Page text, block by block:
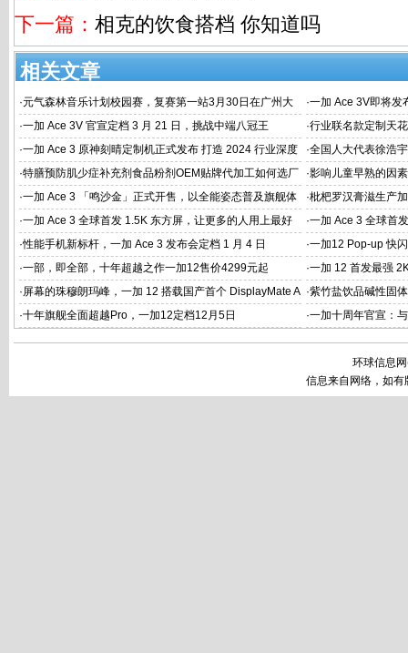
下一篇： 相克的饮食搭档 你知道吗
相关文章
·元气森林音乐计划校园赛，复赛第一站3月30日在广州大
学唱响
·一加 Ace 3V即将发
·一加 Ace 3V 官宣定档 3 月 21 日，挑战中端八冠王 ·行业联名款定制天
火速告罄
·一加 Ace 3 原神刻晴定制机正式发布 打造 2024 行业深度
定制新标杆
·全国人大代表徐浩
国建设
·特膳预防肌少症补充剂食品粉剂OEM贴牌代加工如何选厂
家
·影响儿童早熟的因
代工厂
·一加 Ace 3 「鸣沙金」正式开售，以全能姿态普及旗舰体
验
·枇杷罗汉膏滋生产
家
·一加 Ace 3 全球首发 1.5K 东方屏，让更多的人用上最好
的屏幕
·一加 Ace 3 全球首
屏幕体验
·性能手机新标杆，一加 Ace 3 发布会定档 1 月 4 日 ·一加12 Pop-up 快
·一部，即全部，十年超越之作一加12售价4299元起 ·一加 12 首发最强
·屏幕的珠穆朗玛峰，一加 12 搭载国产首个 DisplayMate A
+ 2K 东方屏
·紫竹盐饮品碱性固
工
·十年旗舰全面超越Pro，一加12定档12月5日 ·一加十周年官宣：
环球信息
信息来自网络，如